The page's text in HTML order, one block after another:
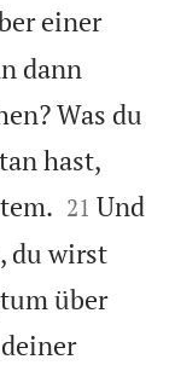
einer
dann
Was du
hast,


21 Und
du wirst
über